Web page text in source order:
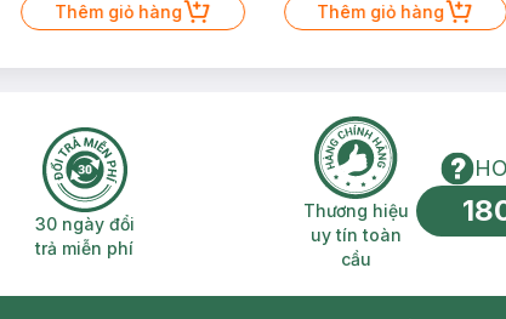
Thêm giỏ hàng Thêm giỏ hàng
30 ngày đổi trả miễn phí
30 ngày đổi
trả miễn phí
Thương hiệu uy
Thương hiệu
uy tín toàn
cầu